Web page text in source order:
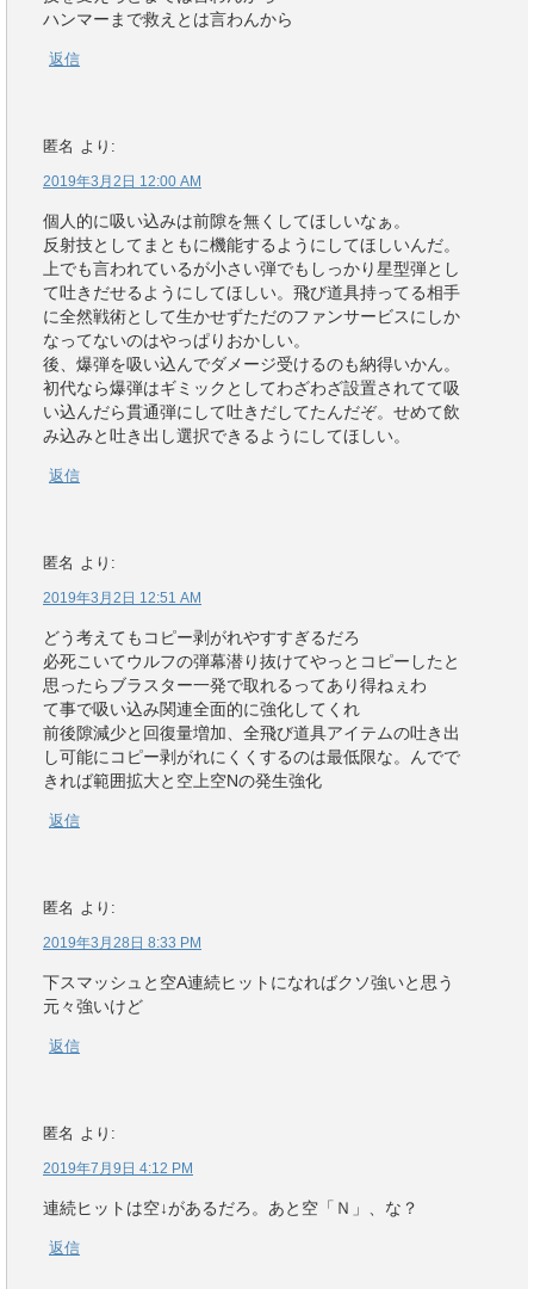
ハンマーまで救えとは言わんから
返信
匿名 より:
2019年3月2日 12:00 AM
個人的に吸い込みは前隙を無くしてほしいなぁ。
反射技としてまともに機能するようにしてほしいんだ。
上でも言われているが小さい弾でもしっかり星型弾とし
て吐きだせるようにしてほしい。飛び道具持ってる相手
に全然戦術として生かせずただのファンサービスにしか
なってないのはやっぱりおかしい。
後、爆弾を吸い込んでダメージ受けるのも納得いかん。
初代なら爆弾はギミックとしてわざわざ設置されてて吸
い込んだら貫通弾にして吐きだしてたんだぞ。せめて飲
み込みと吐き出し選択できるようにしてほしい。
返信
匿名 より:
2019年3月2日 12:51 AM
どう考えてもコピー剥がれやすすぎるだろ
必死こいてウルフの弾幕潜り抜けてやっとコピーしたと
思ったらブラスター一発で取れるってあり得ねぇわ
て事で吸い込み関連全面的に強化してくれ
前後隙減少と回復量増加、全飛び道具アイテムの吐き出
し可能にコピー剥がれにくくするのは最低限な。んでで
きれば範囲拡大と空上空Nの発生強化
返信
匿名 より:
2019年3月28日 8:33 PM
下スマッシュと空A連続ヒットになればクソ強いと思う
元々強いけど
返信
匿名 より:
2019年7月9日 4:12 PM
連続ヒットは空↓があるだろ。あと空「Ｎ」、な？
返信